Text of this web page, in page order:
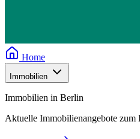
Home
Immobilien
Immobilien in Berlin
Aktuelle Immobilienangebote